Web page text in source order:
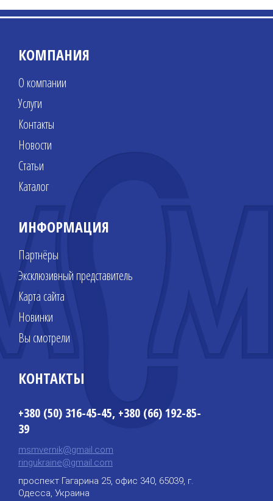
КОМПАНИЯ
О компании
Услуги
Контакты
Новости
Статьи
Каталог
ИНФОРМАЦИЯ
Партнёры
Эксклюзивный представитель
Карта сайта
Новинки
Вы смотрели
КОНТАКТЫ
+380 (50) 316-45-45, +380 (66) 192-85-
39
msmvernik@gmail.com
ringukraine@gmail.com
проспект Гагарина 25, офис 340, 65039, г.
Одесса, Украина